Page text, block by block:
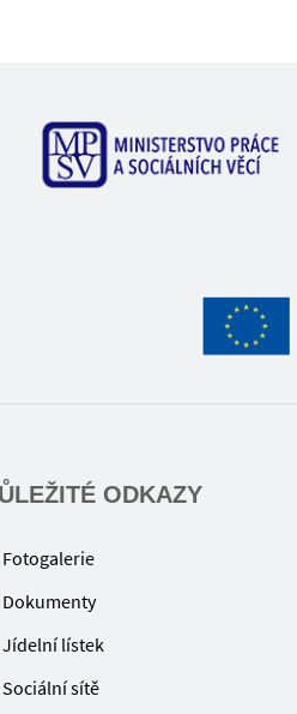
ODKAZY
Fotogalerie
Dokumenty
Jídelní lístek
Sociální sítě